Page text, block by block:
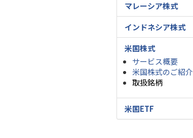
マレーシア株式
インドネシア株式
米国株式
サービス概要
米国株式のご紹介
取扱銘柄
米国ETF